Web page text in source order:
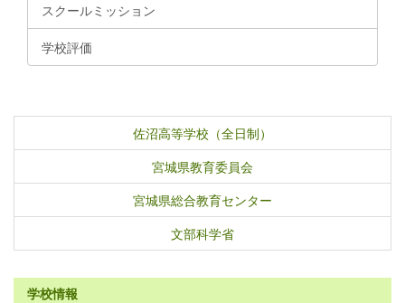
スクールミッション
学校評価
佐沼高等学校（全日制）
宮城県教育委員会
宮城県総合教育センター
文部科学省
学校情報